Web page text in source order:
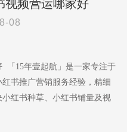
视频营运哪家好
08
「15年壹起航」是一家专注于
书推广营销服务经验，精细
红书种草、小红书铺量及视